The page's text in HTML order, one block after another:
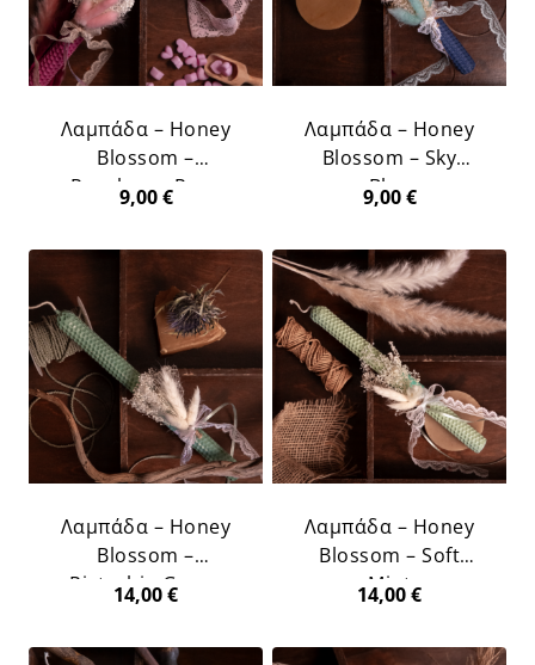
Λαμπάδα – Honey
Blossom –
Raspberry Rose
9,00€
Λαμπάδα – Honey
Blossom – Sky
Blue
9,00€
Λαμπάδα – Honey
Blossom –
Pistachio Green
14,00€
Λαμπάδα – Honey
Blossom – Soft
Mint
14,00€